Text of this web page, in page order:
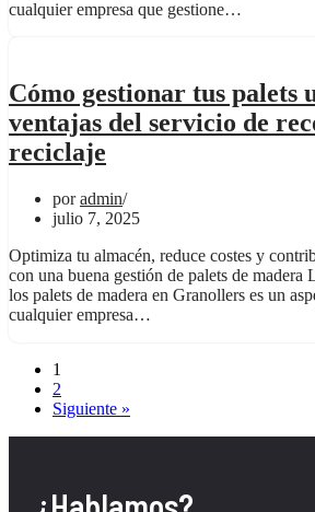
cualquier empresa que gestione…
Cómo gestionar tus palets
ventajas del servicio de
reciclaje
poradmin
julio 7, 2025
Optimiza tu almacén, reduce costes y
con una buena gestión de palets de madera
los palets de madera en Granollers es un
cualquier empresa…
1
2
Siguiente »